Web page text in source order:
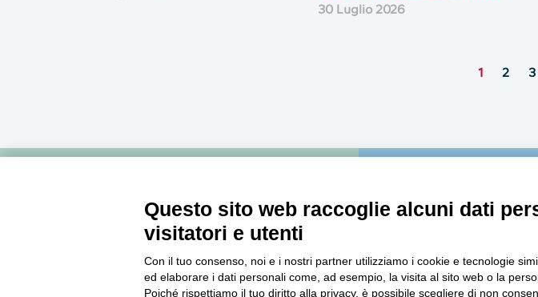
30 Luglio 2026
1 2 3
Newsletter
Accedi o iscriviti alla nostra Newsletter Legacoop
Informazioni per restare sempre aggiornati sul
mondo della cooperazione.
Guarda i nostri video,
Questo sito web raccoglie alcuni dati
visitatori e utenti
Con il tuo consenso, noi e i nostri partner utilizziamo i cookie e tecnologie
ed elaborare i dati personali come, ad esempio, la visita al sito web o la
Poiché rispettiamo il tuo diritto alla privacy, è possibile scegliere di non